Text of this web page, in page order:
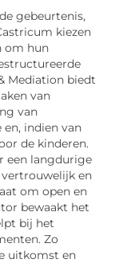
gebeurtenis,
kiezen
om hun
Mediation biedt
van
van
indien van
de kinderen.
een langdurige
en
om open en
bewaakt het
bij het
Zo
uitkomst en